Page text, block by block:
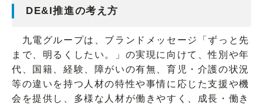
DE&I推進の考え方
九電グループは、ブランドメッセージ「ずっと先
まで、明るくしたい。」の実現に向けて、性別や年
代、国籍、経験、障がいの有無、育児・介護の状況
等の違いを持つ人材の特性や事情に応じた支援や機
会を提供し、多様な人材が働きやすく、成長・働き